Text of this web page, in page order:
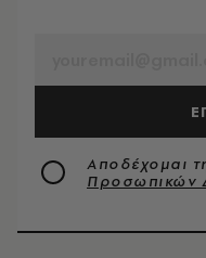
Αποδέχομαι
Προσωπικών